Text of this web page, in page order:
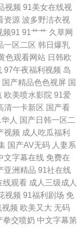
视频 91美女在线视
资源 波多野洁衣视
频91 91艹艹 久草网
一区二区 韩日爆乳
色观看网站 日韩欧
97午夜福利视频 岛
国产精品色色视屏 国
欧美喷水影院 91爱
清一卡新区 国产看
人 国产日韩一区二
视频 成人吃瓜福利
国产AV无码 人妻系
文字幕在线 免费在
亚洲精品 91社在线
线观看 成人三级成人
视频 91福利剧场 免
视频 欧美又大 无码
拳交喷奶 中文字幕第